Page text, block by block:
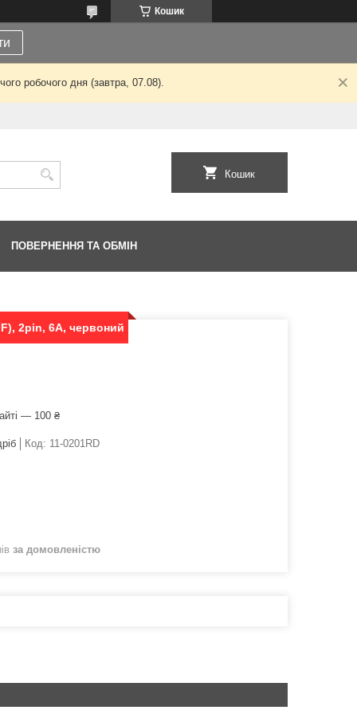
Кошик
робочого дня (завтра, 07.08).
Кошик
ПОВЕРНЕННЯ ТА ОБМІН
2pin, 6A, червоний
— 100 ₴
Код: 11-0201RD
за домовленістю